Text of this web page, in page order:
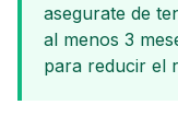
asegurate de
al menos 3
para reducir el